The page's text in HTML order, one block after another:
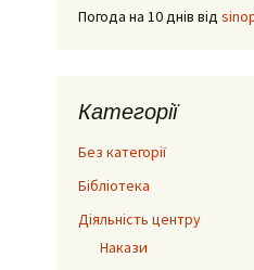
Погода на 10 днів від
Категорії
Без категорії
Бібліотека
Діяльність центру
Накази